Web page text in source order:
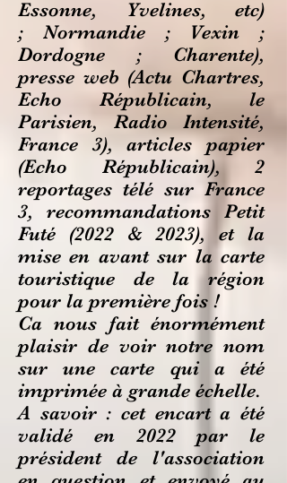
Essonne, Yvelines, etc)
; Normandie ; Vexin ;
Dordogne ; Charente),
presse web (Actu Chartres,
Echo Républicain, le
Parisien, Radio Intensité,
France 3), articles papier
(Echo Républicain), 2
reportages télé sur France
3, recommandations Petit
Futé (2022 & 2023), et la
mise en avant sur la carte
touristique de la région
pour la première fois !
Ca nous fait énormément
plaisir de voir notre nom
sur une carte qui a été
imprimée à grande échelle.
A savoir : cet encart a été
validé en 2022 par le
président de l'association